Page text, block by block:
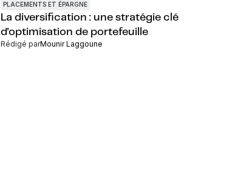
PLACEMENTS ET ÉPARGNE
La diversification : une stratégie clé
d'optimisation de portefeuille
Rédigé parMounir Laggoune